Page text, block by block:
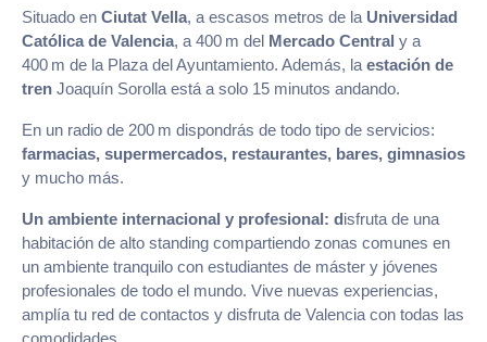
Situado en Ciutat Vella, a escasos metros de la Universidad
Católica de Valencia, a 400 m del Mercado Central y a
400 m de la Plaza del Ayuntamiento. Además, la estación de
tren Joaquín Sorolla está a solo 15 minutos andando.
En un radio de 200 m dispondrás de todo tipo de servicios:
farmacias, supermercados, restaurantes, bares, gimnasios
y mucho más.
Un ambiente internacional y profesional: disfruta de una
habitación de alto standing compartiendo zonas comunes en
un ambiente tranquilo con estudiantes de máster y jóvenes
profesionales de todo el mundo. Vive nuevas experiencias,
amplía tu red de contactos y disfruta de Valencia con todas las
comodidades.